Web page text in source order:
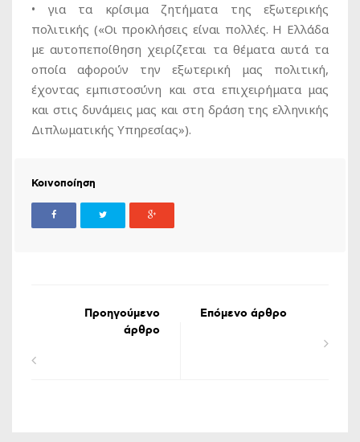
• για τα κρίσιμα ζητήματα της εξωτερικής
πολιτικής («Οι προκλήσεις είναι πολλές. Η Ελλάδα
με αυτοπεποίθηση χειρίζεται τα θέματα αυτά τα
οποία αφορούν την εξωτερική μας πολιτική,
έχοντας εμπιστοσύνη και στα επιχειρήματα μας
και στις δυνάμεις μας και στη δράση της ελληνικής
Διπλωματικής Υπηρεσίας»).
Κοινοποίηση
Προηγούμενο
άρθρο
Επόμενο άρθρο